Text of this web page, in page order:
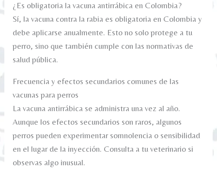
¿Es obligatoria la vacuna antirrábica en Colombia?
Sí, la vacuna contra la rabia es obligatoria en Colombia y
debe aplicarse anualmente. Esto no solo protege a tu
perro, sino que también cumple con las normativas de
salud pública.
Frecuencia y efectos secundarios comunes de las
vacunas para perros
La vacuna antirrábica se administra una vez al año.
Aunque los efectos secundarios son raros, algunos
perros pueden experimentar somnolencia o sensibilidad
en el lugar de la inyección. Consulta a tu veterinario si
observas algo inusual.